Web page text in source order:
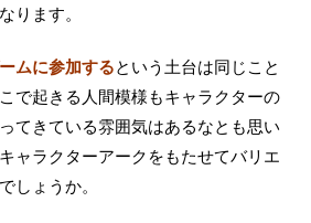
ります。
ムに参加するという土台は同じこと
で起きる人間模様もキャラクターの
てきている雰囲気はあるなとも思い
ャラクターアークをもたせてバリエ
しょうか。